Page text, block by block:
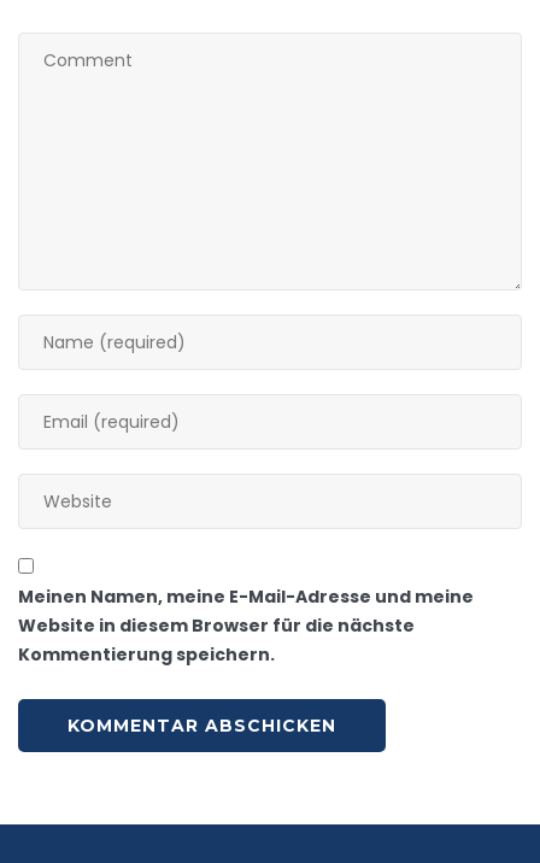
Meinen Namen, meine E-Mail-Adresse und meine
Website in diesem Browser für die nächste
Kommentierung speichern.